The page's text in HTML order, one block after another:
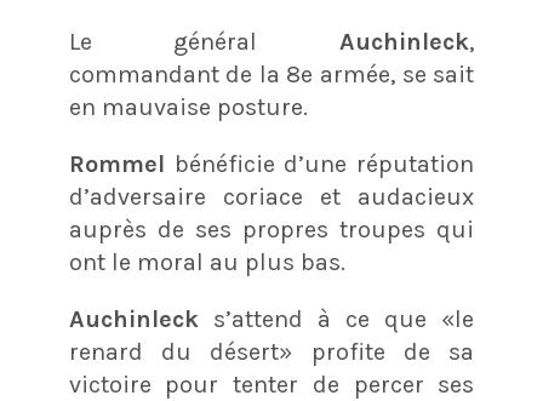
Le généralAuchinleck,
commandant de la 8e armée, se sait
en mauvaise posture.
Rommel bénéficie d’une réputation
d’adversaire coriace et audacieux
auprès de ses propres troupes qui
ont le moral au plus bas.
Auchinlecks’attend à ce que «le
renard du désert» profite de sa
victoire pour tenter de percer ses